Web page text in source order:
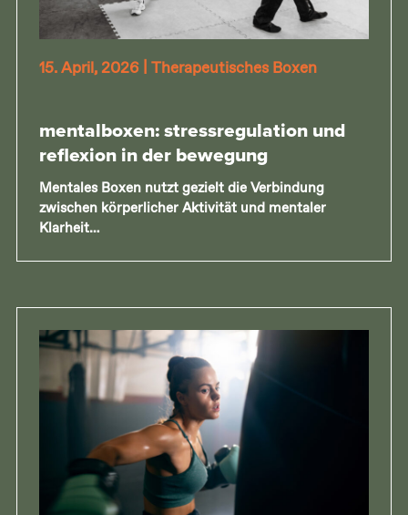
15. April, 2026 | Therapeutisches Boxen
mentalboxen: stressregulation und
reflexion in der bewegung
Mentales Boxen nutzt gezielt die Verbindung
zwischen körperlicher Aktivität und mentaler
Klarheit…